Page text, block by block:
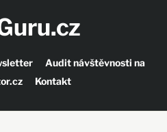
Audit návštěvnosti na
Kontakt